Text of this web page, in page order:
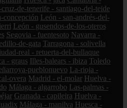
cruz-de-tenerife - santiago-del-teide
concepción León - san-andrés-del-
León - gusendos-de-los-oteros
Segovia - fuentesoto Navarra -
de-gata Tarragona - solivella
real - retuerta-del-bullaque
- graus Illes-balears - ibiza Toledo
pueblonuevo La-rioja -
overa Madrid - el-molar Huelva -
Málaga - algarrobo Las-palmas -
Granada - capileira Huelva -
Málaga - manilva Huesca -